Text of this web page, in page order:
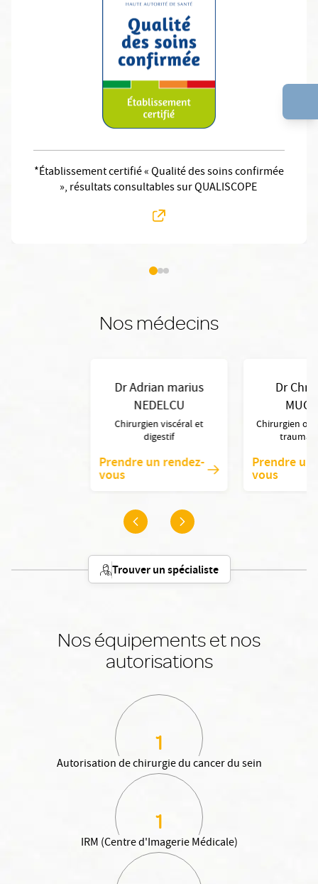
*Établissement certifié « Qualité des soins confirmée
», résultats consultables sur QUALISCOPE
Nos médecins
Dr Adrian marius
NEDELCU
Chirurgien viscéral et
digestif
Prendre un rendez-
vous
Dr
Chirurgien
Prendre un
vous
Trouver un spécialiste
Nos équipements et nos
autorisations
1
Autorisation de chirurgie du cancer du sein
1
IRM (Centre d'Imagerie Médicale)